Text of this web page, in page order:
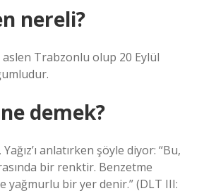
nereli?
aslen Trabzonlu olup 20 Eylül
demek?
anlatırken şöyle diyor: “Bu,
bir renktir. Benzetme
yağmurlu bir yer denir.” (DLT III: